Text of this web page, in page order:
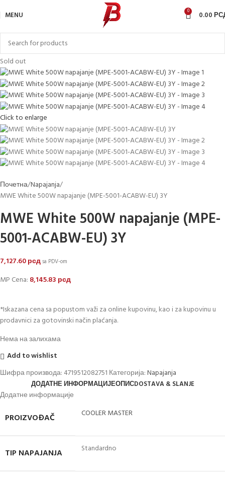
MENU 0 0.00
Sold out
Click to enlarge
Почетна Napajanja
MWE White 500W napajanje (MPE-5001-ACABW-EU) 3Y
MWE White 500W napajanje (MPE-
5001-ACABW-EU) 3Y
7,127.60рсдsa PDV-om
MP Cena: 8,145.83 рсд
*Iskazana cena sa popustom važi za online kupovinu, kao i za kupovinu u
prodavnici za gotovinski način plaćanja.
Нема на залихама
Add to wishlist
Шифра производа: 4719512082751 Категорија:Napajanja
ДОДАТНЕ ИНФОРМАЦИЈЕОПИСDOSTAVA & SLANJE
Додатне информације
PROIZVOĐAČ COOLER MASTER
TIP NAPAJANJA Standardno